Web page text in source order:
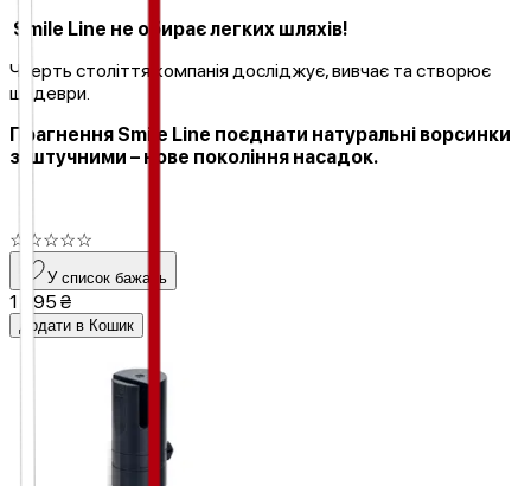
Smile Line не обирає легких шляхів!
Чверть століття компанія досліджує, вивчає та створює
шедеври.
Прагнення Smile Line поєднати натуральні ворсинки
зі штучними – нове покоління насадок.
☆ ☆☆☆☆
У список бажань
1 995 ₴
Додати в Кошик